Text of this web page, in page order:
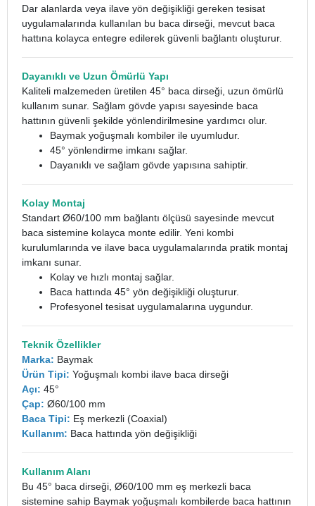
Dar alanlarda veya ilave yön değişikliği gereken tesisat
uygulamalarında kullanılan bu baca dirseği, mevcut baca
hattına kolayca entegre edilerek güvenli bağlantı oluşturur.
Dayanıklı ve Uzun Ömürlü Yapı
Kaliteli malzemeden üretilen 45° baca dirseği, uzun ömürlü
kullanım sunar. Sağlam gövde yapısı sayesinde baca
hattının güvenli şekilde yönlendirilmesine yardımcı olur.
Baymak yoğuşmalı kombiler ile uyumludur.
45° yönlendirme imkanı sağlar.
Dayanıklı ve sağlam gövde yapısına sahiptir.
Kolay Montaj
Standart Ø60/100 mm bağlantı ölçüsü sayesinde mevcut
baca sistemine kolayca monte edilir. Yeni kombi
kurulumlarında ve ilave baca uygulamalarında pratik montaj
imkanı sunar.
Kolay ve hızlı montaj sağlar.
Baca hattında 45° yön değişikliği oluşturur.
Profesyonel tesisat uygulamalarına uygundur.
Teknik Özellikler
Marka: Baymak
Ürün Tipi: Yoğuşmalı kombi ilave baca dirseği
Açı: 45°
Çap: Ø60/100 mm
Baca Tipi: Eş merkezli (Coaxial)
Kullanım: Baca hattında yön değişikliği
Kullanım Alanı
Bu 45° baca dirseği, Ø60/100 mm eş merkezli baca
sistemine sahip Baymak yoğuşmalı kombilerde baca hattının